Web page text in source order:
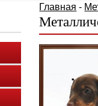
Главная -